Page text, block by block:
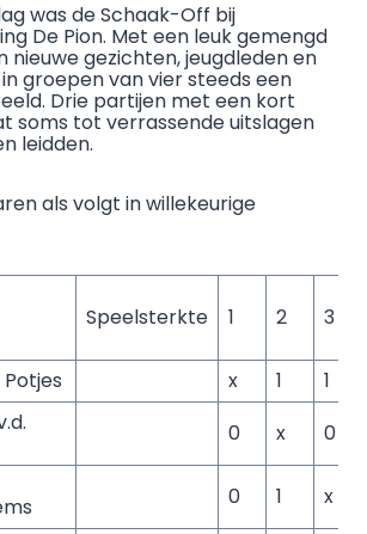
was de Schaak-Off bij
De Pion. Met een leuk gemengd
nieuwe gezichten, jeugdleden en
groepen van vier steeds een
Drie partijen met een kort
soms tot verrassende uitslagen
leidden.
als volgt in willekeurige
Speelsterkte 1 2 3
x 1 1
0 x 0
0 1 x